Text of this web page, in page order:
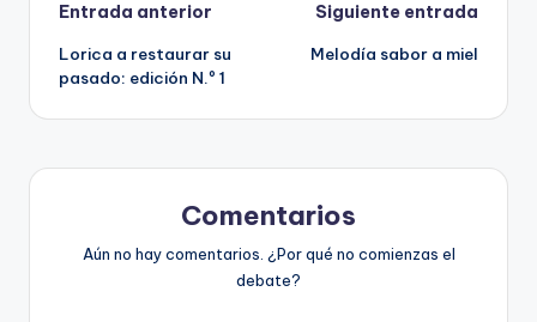
Entrada anterior
Lorica a restaurar su
pasado: edición N.º 1
Siguiente entrada
Melodía sabor a miel
Comentarios
Aún no hay comentarios. ¿Por qué no comienzas el
debate?